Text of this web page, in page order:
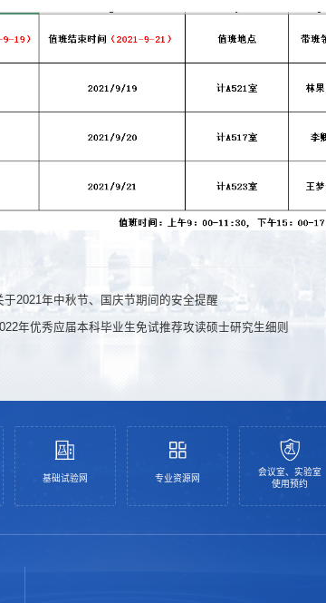
于2021年中秋节、国庆节期间的安全提醒
年优秀应届本科毕业生免试推荐攻读硕士研究生细则
基础试验网 专业资源网
会议室、实验室
使用预约